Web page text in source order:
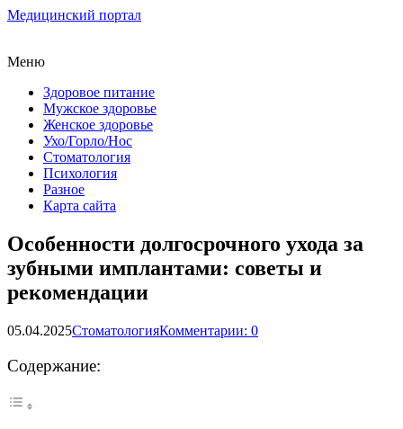
Медицинский портал
Меню
Здоровое питание
Мужское здоровье
Женское здоровье
Ухо/Горло/Нос
Стоматология
Психология
Разное
Карта сайта
Особенности долгосрочного ухода за
зубными имплантами: советы и
рекомендации
05.04.2025СтоматологияКомментарии: 0
Содержание: